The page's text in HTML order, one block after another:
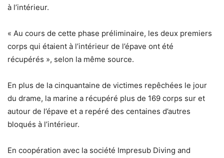
à l’intérieur.
« Au cours de cette phase préliminaire, les deux premiers
corps qui étaient à l’intérieur de l’épave ont été
récupérés », selon la même source.
En plus de la cinquantaine de victimes repêchées le jour
du drame, la marine a récupéré plus de 169 corps sur et
autour de l’épave et a repéré des centaines d’autres
bloqués à l’intérieur.
En coopération avec la société Impresub Diving and